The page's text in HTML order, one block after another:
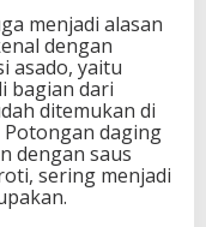
menjadi alasan
dengan
asado, yaitu
bagian dari
ditemukan di
Potongan daging
dengan saus
sering menjadi